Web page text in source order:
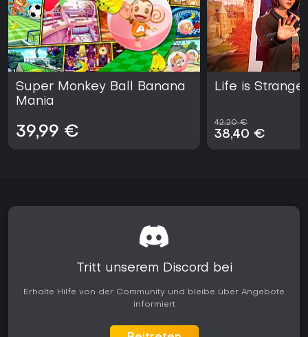
Xbox Series X|S läuft der Modus sowohl lokal als auch
online stabil und flüssig.
Super Monkey Ball Banana
Mania
39,99 €
Life is
42,20 €
38,40 €
Tritt unserem Discord bei
Erhalte Hilfe von der Community und bleibe über Angebote
informiert